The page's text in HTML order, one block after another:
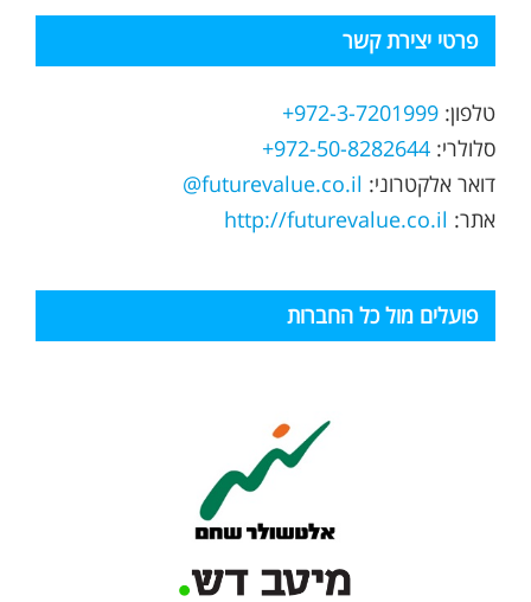
פרטי יצירת קשר
טלפון: 972-3-7201999+
סלולרי: 972-50-8282644+
דואר אלקטרוני: futurevalue.co.il@
אתר: http://futurevalue.co.il
פועלים מול כל החברות